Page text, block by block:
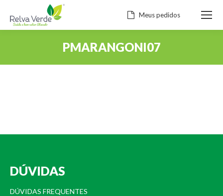
Meus pedidos
PMARANGONI07
DÚVIDAS
DÚVIDAS FREQUENTES